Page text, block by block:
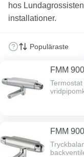
hos
installationer.
FMM
FMM
160 c/c